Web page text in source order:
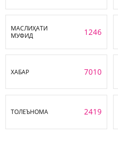
МАСЛИҲАТИ
МУФИД
1246
ХАБАР 7010
ТОЛЕЪНОМА 2419